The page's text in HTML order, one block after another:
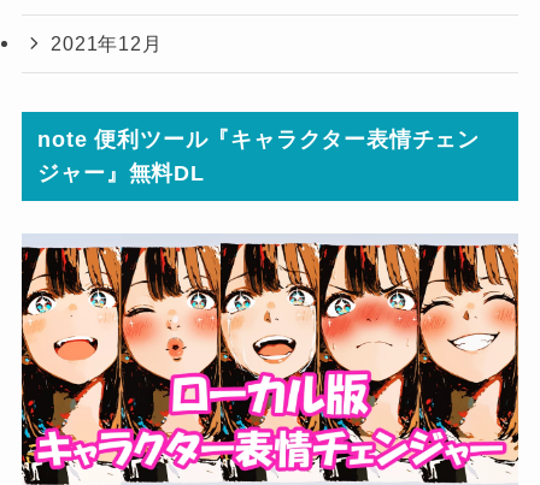
2021年12月
note 便利ツール『キャラクター表情チェン
ジャー』無料DL